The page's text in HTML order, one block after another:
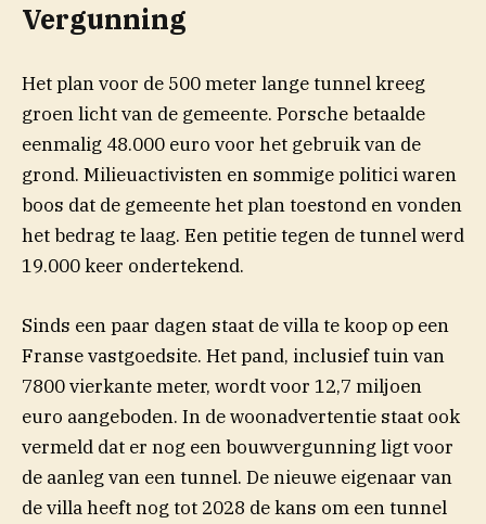
Vergunning
Het plan voor de 500 meter lange tunnel kreeg
groen licht van de gemeente. Porsche betaalde
eenmalig 48.000 euro voor het gebruik van de
grond. Milieuactivisten en sommige politici waren
boos dat de gemeente het plan toestond en vonden
het bedrag te laag. Een petitie tegen de tunnel werd
19.000 keer ondertekend.
Sinds een paar dagen staat de villa te koop op een
Fransevastgoedsite(opent in nieuw venster)
. Het pand, inclusief tuin van
7800 vierkante meter, wordt voor 12,7 miljoen
euro aangeboden. In de woonadvertentie staat ook
vermeld dat er nog een bouwvergunning ligt voor
de aanleg van een tunnel. De nieuwe eigenaar van
de villa heeft nog tot 2028 de kans om een tunnel